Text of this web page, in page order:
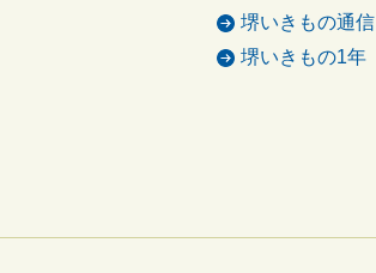
堺いきもの通信
堺いきもの1年